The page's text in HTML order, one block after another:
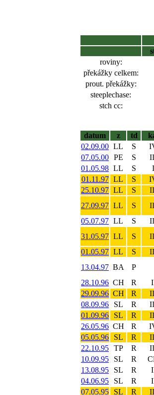
roviny:
překážky celkem:
prout. překážky:
steeplechase:
stch cc:
datum
z td
02.09.00 LL S
07.05.00 PE S
01.05.98 LL S I
01.11.97 LL S
25.10.97 LL S
27.09.97 LL S
05.07.97 LL S
31.05.97 LL S
01.05.97 LL S
13.04.97 BA P
28.10.96 CH R
29.09.96 CH R
08.09.96
SL R
01.09.96
SL R
26.05.96 CH R
05.05.96
SL R
22.10.95 TP R
10.09.95
SL R
13.08.95
SL R
04.06.95
SL R
07.05.95
SL R